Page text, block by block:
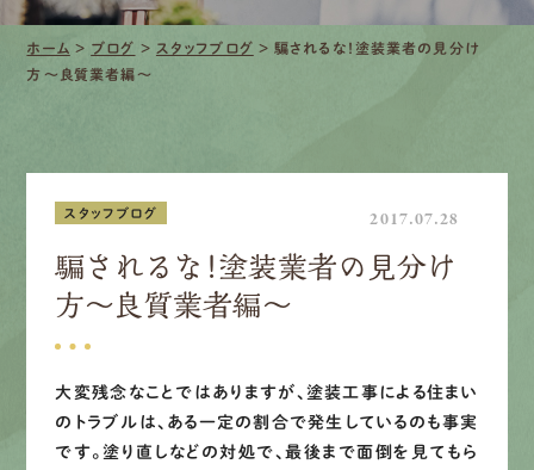
口コミ・レビュー紹介
採用情報
先輩インタビュー
エントリー
ホーム > ブログ > スタッフブログ >騙されるな！塗装業者の見分け
方〜良質業者編〜
スタッフブログ 2017.07.28
騙されるな！塗装業者の見分け
方〜良質業者編〜
大変残念なことではありますが、塗装工事による住まい
のトラブルは、ある一定の割合で発生しているのも事実
です。塗り直しなどの対処で、最後まで面倒を見てもら